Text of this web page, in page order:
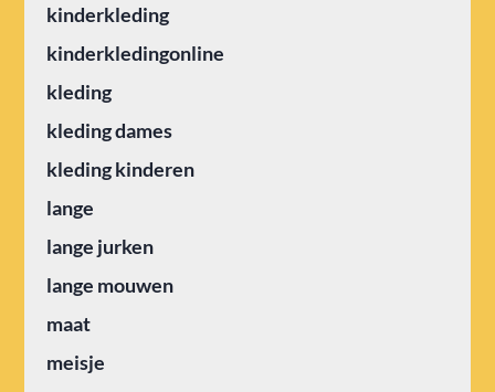
kinderkleding
kinderkledingonline
kleding
kleding dames
kleding kinderen
lange
lange jurken
lange mouwen
maat
meisje